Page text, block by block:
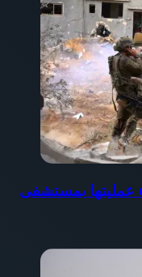
عمليتها بمستشفى